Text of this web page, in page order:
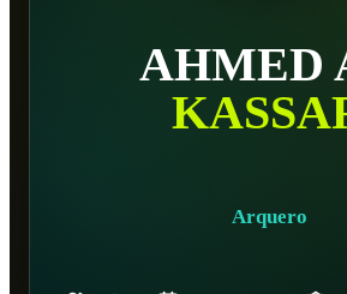
AHMED
Arquero